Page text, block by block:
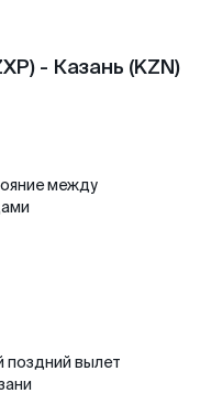
- Казань (KZN)
между
поздний вылет